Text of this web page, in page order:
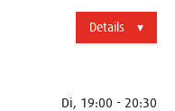
Details
Di, 19:00 - 20:30